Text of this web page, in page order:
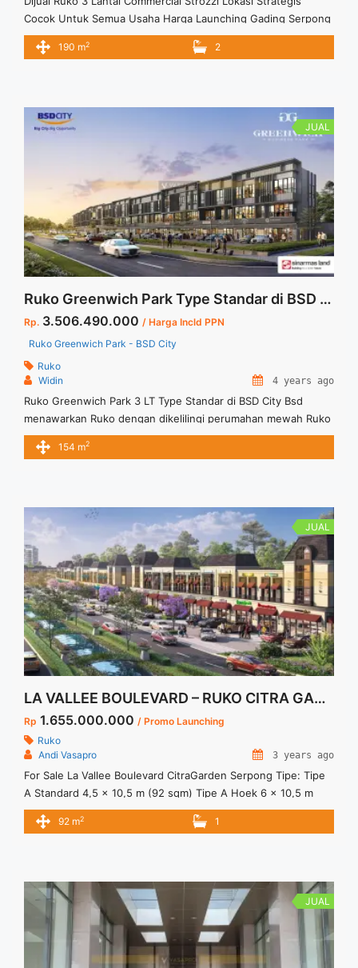
Cocok Untuk Semua Usaha Harga Launching Gading Serpong
Spesifikasi : Size LT : 80 M2 Size LB : 190 M2 Type : Corner 3
190 m2 2
JUAL
Ruko Greenwich Park Type Standar di BSD City
Rp. 3.506.490.000 / Harga Incld PPN
Ruko Greenwich Park - BSD City
Ruko
Widin
4 years ago
Ruko Greenwich Park 3 LT Type Standar di BSD City Bsd
menawarkan Ruko dengan dikelilingi perumahan mewah Ruko
menghadap jalan dan tersedia parkir yang luas dan memadai
Dimensi 4,5 x 13
154 m2
JUAL
LA VALLEE BOULEVARD – RUKO CITRA GARDEN SERPONG
Rp 1.655.000.000 / Promo Launching
Ruko
Andi Vasapro
3 years ago
For Sale La Vallee Boulevard CitraGarden Serpong Tipe: Tipe
A Standard 4,5 x 10,5 m (92 sqm) Tipe A Hoek 6 x 10,5 m
(120 sqm) Tipe B Standard 4,5 x 16 m (124 sqm) Tipe B Hoek
6 x 16 m (161 sqm) Spesifikasi: 2 Lantai French Style Facade
href="https://vasapro.com/property/la-vallee-boulevard-
ruko-citra-garden-serpong/" aria-label="Read more about LA
VALLEE BOULEVARD – RUKO CITRA GARDEN
SERPONG">Read more</a>
92 m2 1
JUAL